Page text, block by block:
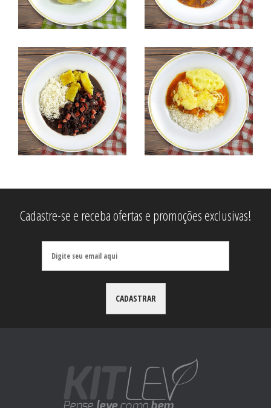
Cadastre-se e receba ofertas e promoções exclusivas!